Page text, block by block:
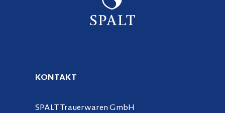
KONTAKT
SPALT Trauerwaren GmbH